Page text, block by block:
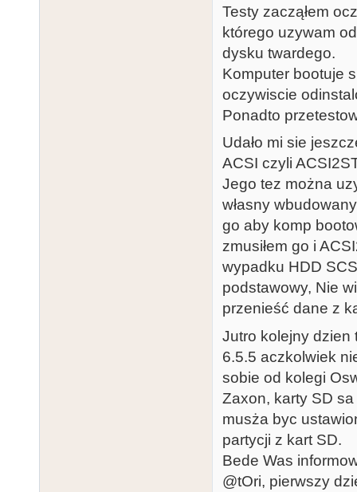
Testy zacząłem
którego uzywam
dysku twardego.
Komputer bootuje
oczywiscie
Ponadto
Udało mi sie
ACSI czyli
Jego tez można
własny
go aby komp
zmusiłem go i
wypadku HDD
podstawowy, Nie
przenieść dane z
Jutro kolejny dzien
6.5.5 aczkolwiek
sobie od kolegi
Zaxon, karty SD
musża byc
partycji z kart SD.
Bede Was
@tOri, pierwszy